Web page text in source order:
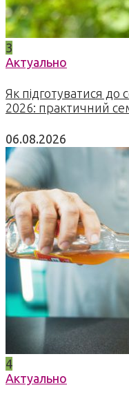
3
Актуально
Як підготуватися
2026: практичний
06.08.2026
4
Актуально